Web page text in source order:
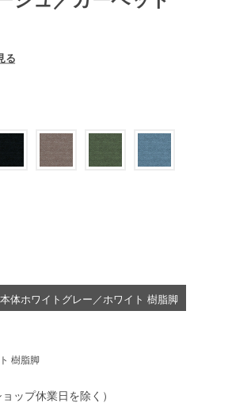
る
ップ休業日を除く）
本体ホワイトグレー／ホワイト 樹脂脚
樹脂脚